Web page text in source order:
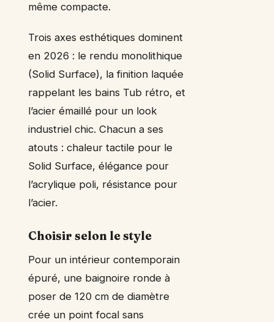
même compacte.
Trois axes esthétiques dominent
en 2026 : le rendu monolithique
(Solid Surface), la finition laquée
rappelant les bains Tub rétro, et
l’acier émaillé pour un look
industriel chic. Chacun a ses
atouts : chaleur tactile pour le
Solid Surface, élégance pour
l’acrylique poli, résistance pour
l’acier.
Choisir selon le style
Pour un intérieur contemporain
épuré, une baignoire ronde à
poser de 120 cm de diamètre
crée un point focal sans